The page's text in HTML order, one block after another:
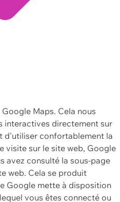
Maps. Cela nous
interactives directement sur
d'utiliser confortablement la
visite sur le site web, Google
avez consulté la sous-page
web. Cela se produit
Google mette à disposition
vous êtes connecté ou